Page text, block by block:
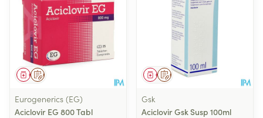
Op voorschrift
Geneesmiddel
Eurogenerics (EG)
Aciclovir EG 800 Tabl
Op voorschrift
Geneesmiddel
Gsk
Aciclovir Gsk Susp 100ml